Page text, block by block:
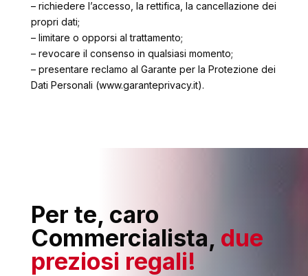
– richiedere l’accesso, la rettifica, la cancellazione dei
propri dati;
– limitare o opporsi al trattamento;
– revocare il consenso in qualsiasi momento;
– presentare reclamo al Garante per la Protezione dei
Dati Personali (www.garanteprivacy.it).
Per te, caro
Commercialista, due
preziosi regali!